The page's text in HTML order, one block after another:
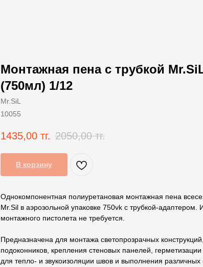
Монтажная пена с трубкой
(750мл) 1/12
Mr.SiL
10055
1435,00 тг. 2050,00 тг.
В корзину
Однокомпонентная полиуретановая монтажная пена
Mr.Sil в аэрозольной упаковке 750vk с трубкой-адаптером.
монтажного пистолета не требуется.
Предназначена для монтажа светопрозрачных
подоконников, крепления стеновых панелей,
для тепло- и звукоизоляции швов и выполнения различных